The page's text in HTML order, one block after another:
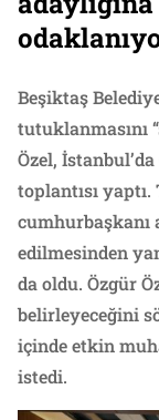
Beşiktaş
tutuklanmasını
Özel,
toplantısı
cumhurbaşkanı
edilmesinden
da oldu. Özgür
belirleyeceğini
içinde etkin
istedi.